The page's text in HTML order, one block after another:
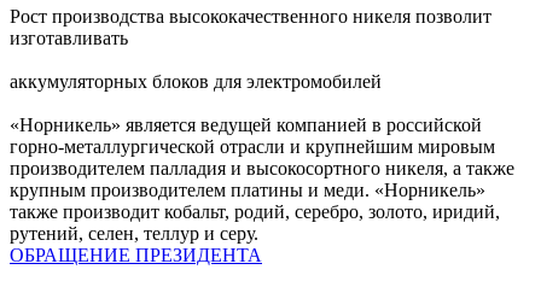
Рост производства высококачественного никеля позволит
изготавливать
аккумуляторных блоков для электромобилей
«Норникель» является ведущей компанией в российской
горно-металлургической отрасли и крупнейшим мировым
производителем палладия и высокосортного никеля, а также
крупным производителем платины и меди. «Норникель»
также производит кобальт, родий, серебро, золото, иридий,
рутений, селен, теллур и серу.
ОБРАЩЕНИЕ ПРЕЗИДЕНТА